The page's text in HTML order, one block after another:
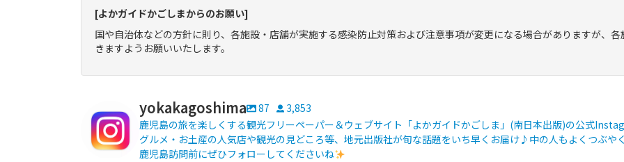
[よかガイドかごしまからのお願い]
国や自治体などの方針に則り、各施設・店舗が実施する感染防止対策および注意事項が変更になる場合がありますが、
きますようお願いいたします。
yokakagoshima 87
3,853
鹿児島の旅を楽しくする観光フリーペーパー＆ウェブサイト「よかガイドかごしま」(南日本出版)の公式
グルメ・お土産の人気店や観光の見どころ等、地元出版社が旬な話題をいち早くお届け♪中の人もよくつぶや
鹿児島訪問前にぜひフォローしてくださいね